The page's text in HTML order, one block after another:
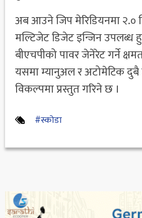
अब आउने जिप मेरिडियनमा २.०
मल्टिजेट डिजेट इन्जिन
बीएचपीको पावर जेनेरेट गर्ने
यसमा म्यानुअल र अटोमेटिक दुबै
विकल्पमा प्रस्तुत गरिने छ ।
#स्कोडा